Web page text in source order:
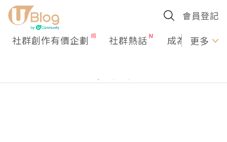
會員登記
社群創作有價企劃 社群熱話 成為U更多